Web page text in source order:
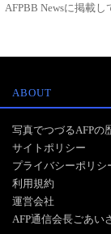
AFPBB Newsに掲載
ABOUT
写真でつづるAFPの
サイトポリシー
プライバシーポリシ
利用規約
運営会社
AFP通信会長ごあい